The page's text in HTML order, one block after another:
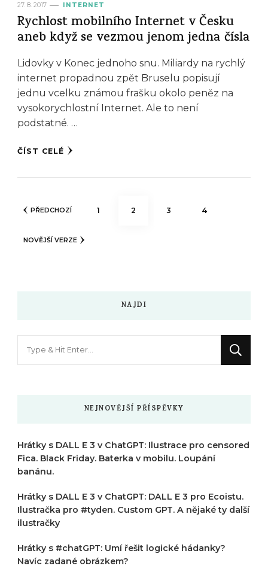
27. 8. 2017 INTERNET
Rychlost mobilního Internet v Česku
aneb když se vezmou jenom jedna čísla
Lidovky v Konec jednoho snu. Miliardy na rychlý
internet propadnou zpět Bruselu popisují
jednu vcelku známou frašku okolo peněz na
vysokorychlostní Internet. Ale to není
podstatné. …
ČÍST CELÉ
Stránkování
PŘEDCHOZÍ STRÁNKA
1 STRÁNKA
2 STRÁNKA
3 STRÁNKA
4
NOVĚJŠÍ VERZE
NAJDI
NEJNOVĚJŠÍ PŘÍSPĚVKY
Hrátky s DALL E 3 v ChatGPT: Ilustrace pro censored
Fica. Black Friday. Baterka v mobilu. Loupání
banánu.
Hrátky s DALL E 3 v ChatGPT: DALL E 3 pro Ecoistu.
Ilustračka pro #tyden. Custom GPT. A nějaké ty další
ilustračky
Hrátky s #chatGPT: Umí řešit logické hádanky?
Navíc zadané obrázkem?